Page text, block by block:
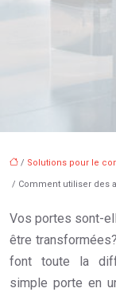
/ Solutions pour le
/ Comment utiliser des
Vos portes sont-
être
font toute la
simple porte en